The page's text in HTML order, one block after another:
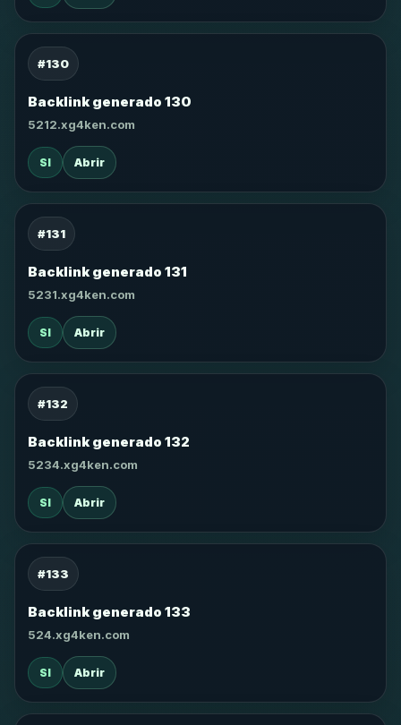
#130
Backlink generado 130
5212.xg4ken.com
SI Abrir
#131
Backlink generado 131
5231.xg4ken.com
SI Abrir
#132
Backlink generado 132
5234.xg4ken.com
SI Abrir
#133
Backlink generado 133
524.xg4ken.com
SI Abrir